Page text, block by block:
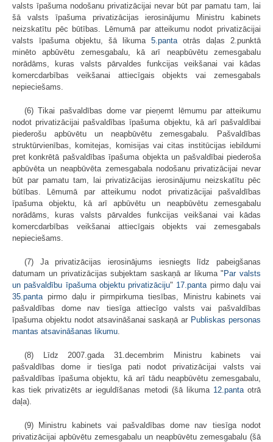
valsts īpašuma nodošanu privatizācijai nevar būt par pamatu tam, lai
šā valsts īpašuma privatizācijas ierosinājumu Ministru kabinets
neizskatītu pēc būtības. Lēmumā par atteikumu nodot privatizācijai
valsts īpašuma objektu, šā likuma 5.panta otrās daļas 2.punktā
minēto apbūvētu zemesgabalu, kā arī neapbūvētu zemesgabalu
norādāms, kuras valsts pārvaldes funkcijas veikšanai vai kādas
komercdarbības veikšanai attiecīgais objekts vai zemesgabals
nepieciešams.
(6) Tikai pašvaldības dome var pieņemt lēmumu par atteikumu
nodot privatizācijai pašvaldības īpašuma objektu, kā arī pašvaldībai
piederošu apbūvētu un neapbūvētu zemesgabalu. Pašvaldības
struktūrvienības, komitejas, komisijas vai citas institūcijas iebildumi
pret konkrētā pašvaldības īpašuma objekta un pašvaldībai piederoša
apbūvēta un neapbūvēta zemesgabala nodošanu privatizācijai nevar
būt par pamatu tam, lai privatizācijas ierosinājumu neizskatītu pēc
būtības. Lēmumā par atteikumu nodot privatizācijai pašvaldības
īpašuma objektu, kā arī apbūvētu un neapbūvētu zemesgabalu
norādāms, kuras valsts pārvaldes funkcijas veikšanai vai kādas
komercdarbības veikšanai attiecīgais objekts vai zemesgabals
nepieciešams.
(7) Ja privatizācijas ierosinājums iesniegts līdz pabeigšanas
datumam un privatizācijas subjektam saskaņā ar likuma " Par valsts
un pašvaldību īpašuma objektu privatizāciju" 17.panta pirmo daļu vai
35.panta pirmo daļu ir pirmpirkuma tiesības, Ministru kabinets vai
pašvaldības dome nav tiesīga attiecīgo valsts vai pašvaldības
īpašuma objektu nodot atsavināšanai saskaņā ar Publiskas personas
mantas atsavināšanas likumu
(8) Līdz 2007.gada 31.decembrim Ministru kabinets vai
pašvaldības dome ir tiesīga pati nodot privatizācijai valsts vai
pašvaldības īpašuma objektu, kā arī tādu neapbūvētu zemesgabalu,
kas tiek privatizēts ar ieguldīšanas metodi (šā likuma 12.pantaotrā
daļa).
(9) Ministru kabinets vai pašvaldības dome nav tiesīga nodot
privatizācijai apbūvētu zemesgabalu un neapbūvētu zemesgabalu (šā